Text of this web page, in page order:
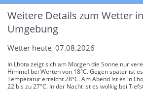
Weitere Details zum Wetter
Umgebung
Wetter heute, 07.08.2026
In Lhota zeigt sich am Morgen die Sonne nur
Himmel bei Werten von 18°C. Gegen später ist
Temperatur erreicht 28°C. Am Abend ist es in
22 bis zu 27°C. In der Nacht ist es wolkig bei